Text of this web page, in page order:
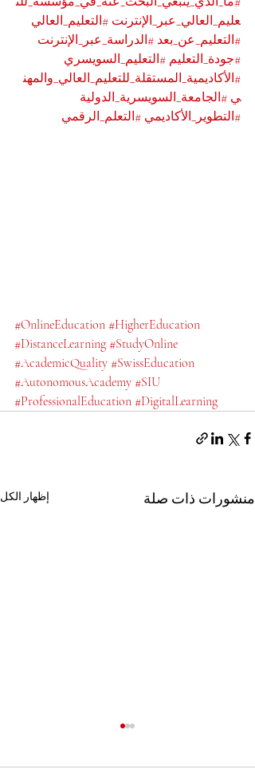
عليم_العالي_عبر_الإنترنت #التعليم_العالي
#التعليم_عن_بعد #الدراسة_عبر_الإنترنت
#جودة_التعليم #التعليم_السويسري
#الأكاديمية_المستقلة_للتعليم_العالي_والمهن
ي #الجامعة_السويسرية_الدولية
#التطوير_الأكاديمي #التعلم_الرقمي
#OnlineEducation #HigherEducation
#DistanceLearning #StudyOnline
#AcademicQuality #SwissEducation
#AutonomousAcademy #SIU
#ProfessionalEducation #DigitalLearning
منشورات ذات صلة إظهار الكل